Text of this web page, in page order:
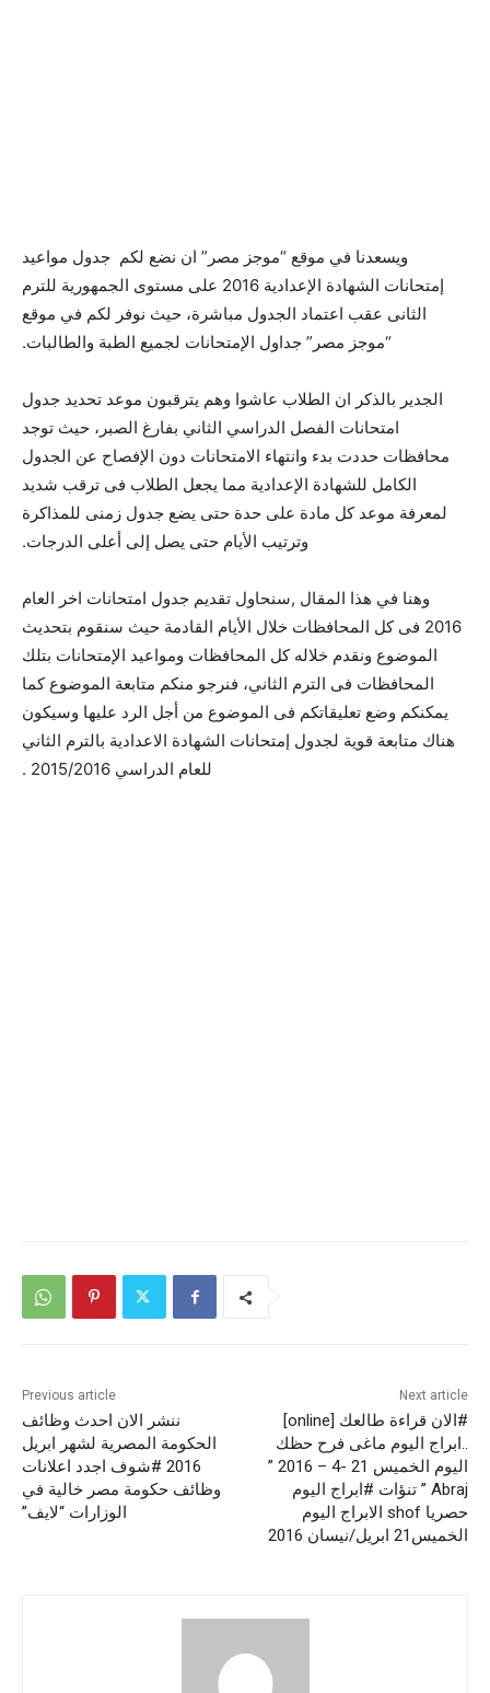
ويسعدنا في موقع “موجز مصر” ان نضع لكم جدول مواعيد
إمتحانات الشهادة الإعدادية 2016 على مستوى الجمهورية للترم
الثانى عقب اعتماد الجدول مباشرة، حيث نوفر لكم في موقع
“موجز مصر” جداول الإمتحانات لجميع الطبة والطالبات.
الجدير بالذكر ان الطلاب عاشوا وهم يترقبون موعد تحديد جدول
امتحانات الفصل الدراسي الثاني بفارغ الصبر، حيث توجد
محافظات حددت بدء وانتهاء الامتحانات دون الإفصاح عن الجدول
الكامل للشهادة الإعدادية مما يجعل الطلاب فى ترقب شديد
لمعرفة موعد كل مادة على حدة حتى يضع جدول زمنى للمذاكرة
وترتيب الأيام حتى يصل إلى أعلى الدرجات.
وهنا في هذا المقال ,سنحاول تقديم جدول امتحانات اخر العام
2016 فى كل المحافظات خلال الأيام القادمة حيث سنقوم بتحديث
الموضوع ونقدم خلاله كل المحافظات ومواعيد الإمتحانات بتلك
المحافظات فى الترم الثاني، فنرجو منكم متابعة الموضوع كما
يمكنكم وضع تعليقاتكم فى الموضوع من أجل الرد عليها وسيكون
هناك متابعة قوية لجدول إمتحانات الشهادة الاعدادية بالترم الثاني
للعام الدراسي 2015/2016 .
Previous article
ننشر الان احدث وظائف
الحكومة المصرية لشهر ابريل
2016 #شوف اجدد اعلانات
وظائف حكومة مصر خالية في
الوزارات “لايف”
Next article
#الان قراءة طالعك [online]
..ابراج اليوم ماغى فرح حظك
اليوم الخميس 21 -4 – 2016 ”
Abraj ” تنؤات #ابراج اليوم
حصريا shof الابراج اليوم
الخميس21 ابريل/نيسان 2016